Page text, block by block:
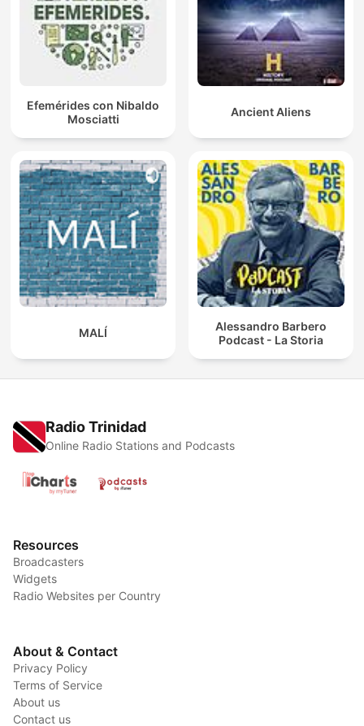
Efemérides con Nibaldo
Mosciatti
Ancient Aliens
MALÍ
Alessandro Barbero
Podcast - La Storia
Radio Trinidad
Online Radio Stations and Podcasts
Resources
Broadcasters
Widgets
Radio Websites per Country
About & Contact
Privacy Policy
Terms of Service
About us
Contact us